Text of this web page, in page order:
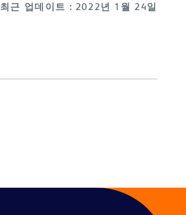
최근 업데이트 : 2022년 1월 24일